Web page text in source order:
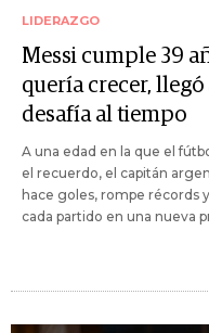
LIDERAZGO
Messi cumple 39
quería crecer,
desafía al tiempo
A una edad en la que el
el recuerdo, el capitán
hace goles, rompe récords
cada partido en una nueva